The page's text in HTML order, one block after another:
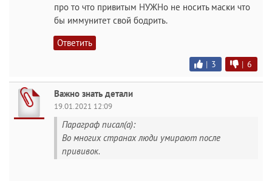
про то что привитым НУЖНо не носить маски что
бы иммунитет свой бодрить.
Ответить
| 3 | 6
Важно знать детали
19.01.2021 12:09
Параграф писал(а):
Во многих странах люди умирают после
прививок.